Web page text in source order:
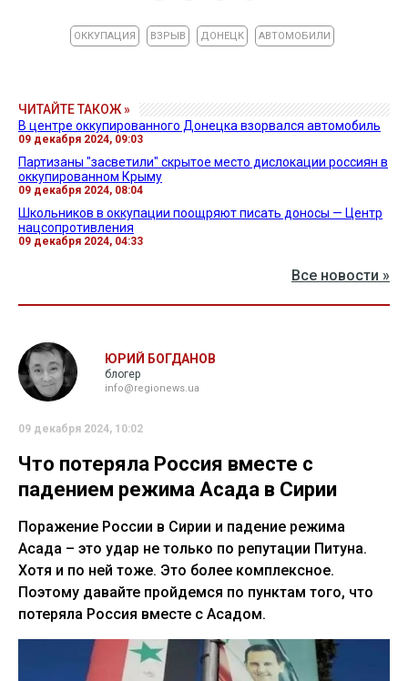
ОККУПАЦИЯ ВЗРЫВ ДОНЕЦК АВТОМОБИЛИ
ЧИТАЙТЕ ТАКОЖ »
В центре оккупированного Донецка взорвался автомобиль
09 декабря 2024, 09:03
Партизаны "засветили" скрытое место дислокации россиян в
оккупированном Крыму
09 декабря 2024, 08:04
Школьников в оккупации поощряют писать доносы — Центр
нацсопротивления
09 декабря 2024, 04:33
Все новости »
ЮРИЙ БОГДАНОВ
блогер
info@regionews.ua
09 декабря 2024, 10:02
Что потеряла Россия вместе с
падением режима Асада в Сирии
Поражение России в Сирии и падение режима
Асада – это удар не только по репутации Питуна.
Хотя и по ней тоже. Это более комплексное.
Поэтому давайте пройдемся по пунктам того, что
потеряла Россия вместе с Асадом.